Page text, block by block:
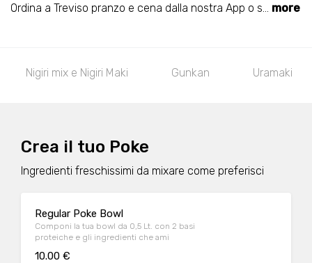
Ordina a Treviso pranzo e cena dalla nostra App o s... more
Nigiri mix e Nigiri Maki Gunkan Uramaki
Crea il tuo Poke
Ingredienti freschissimi da mixare come preferisci
Regular Poke Bowl
Componi la tua bowl da 0,5 Lt. con 2 basi
proteiche e gli ingredienti che ami
10.00 €